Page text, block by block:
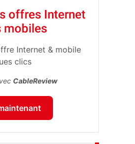
offres Internet
mobiles
Internet & mobile
clics
CableReview